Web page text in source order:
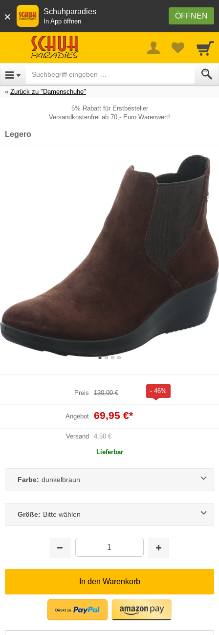
× ÖFFNEN
Schuhparadies
In App öffnen
Zurück zu "Damenschuhe"
5% Rabatt für Erstbesteller
Versandkostenfrei ab 70,- Euro Warenwert!
Legero
Preis 130,00 € - 46%
Angebot 69,95 €*
Versand 4,50 €
Lieferbar
Farbe: dunkelbraun
Größe: Bitte wählen
In den Warenkorb